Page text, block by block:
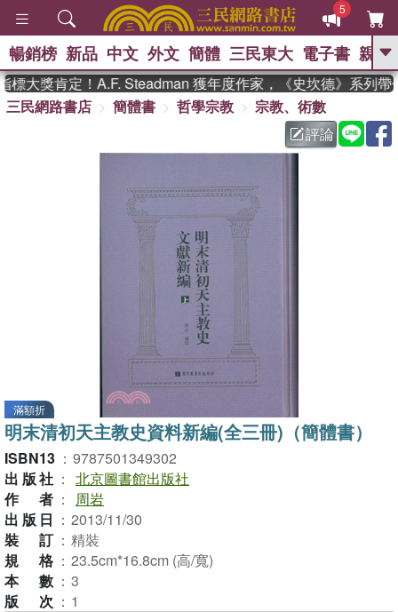
5
GO
熱搜： 東野圭吾 、 高希均教授回憶錄
父親節 、 如果歷
暑期推薦 、 國際布克
登輝時代 、 數學女孩：黎曼猜想
偉大的迷走神經
暢銷榜 新品 中文 外文 簡體 三民東大 電子書 親子
大獎肯定！A.F. Steadman 獲年度作家，《史坎德》系列帶你
三民網路書店
簡體書 哲學宗教
宗教、術數
評論
滿額折
明末清初天主教史資料新編(全三冊)（簡體書）
ISBN13 ： 9787501349302
出版社 ： 北京圖書館出版社
作者 ：
周岩
出版日 ： 2013/11/30
裝訂 ： 精裝
規格 ： 23.5cm*16.8cm (高/寬)
本數 ： 3
版次 ： 1